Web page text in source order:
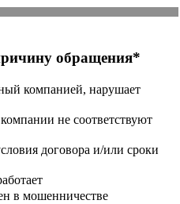
обращения*
компанией, нарушает
не соответствуют
договора и/или сроки
в мошенничестве